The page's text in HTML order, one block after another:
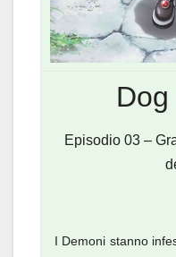
Episodio 03 –
I Demoni stanno